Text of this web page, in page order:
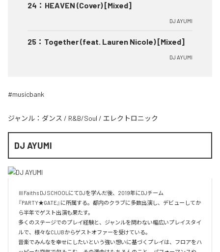
24 ： HEAVEN (Cover) [Mixed]
DJ AYUMI
25 ： Together (feat. Lauren Nicole) [Mixed]
DJ AYUMI
#musicbank
ジャンル： ダンス / R&B/Soul / エレクトロニック
DJ AYUMI
ⅢFaiths DJ SCHOOLにてDJを学んだ後、2019年にDJチーム
『PARTY★GATE』に所属する。都内のクラブに多数出演し、デビューしてか
ら半年でゲスト出演も果たす。
多くのステージでのプレイ経験と、ジャンルを問わない幅広いプレイスタイ
ルで、様々なCLUBからゲストオファーを受けている。
音楽でみんなを幸せにしたいという強い想いに基づくプレイは、フロアをハ